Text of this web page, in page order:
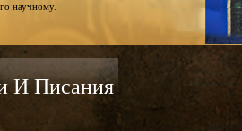
научному.
И Писания